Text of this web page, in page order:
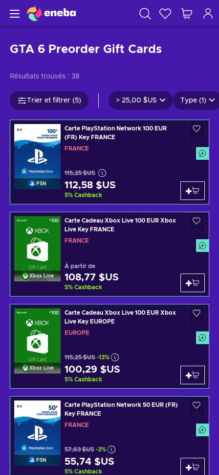
GTA 6 Preorder Gift Cards
Résultats trouvés : 38
Trier et filtrer (5) > 25,00 $US Type (1)
PSN
Carte PlayStation Network 100 EUR
(FR) Key FRANCE
FRANCE
115,25 $US
112,58 $US
5% Cashback
Xbox Live
Carte Cadeau Xbox Live 100 EUR Xbox
Live Key FRANCE
FRANCE
À partir de
108,77 $US
5% Cashback
Xbox Live
Carte Cadeau Xbox Live 100 EUR Xbox
Live Key EUROPE
EUROPE
115,25 $US -13%
100,29 $US
5% Cashback
PSN
Carte PlayStation Network 50 EUR (FR)
Key FRANCE
FRANCE
57,63 $US -3%
55,74 $US
5% Cashback